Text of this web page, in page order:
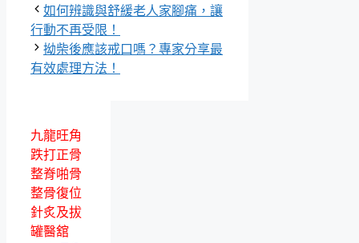
如何辨識與舒緩老人家腳痛，讓
行動不再受限！
拗柴後應該戒口嗎？專家分享最
有效處理方法！
九龍旺角
跌打正骨
整脊啪骨
整骨復位
針炙及拔
罐醫舘